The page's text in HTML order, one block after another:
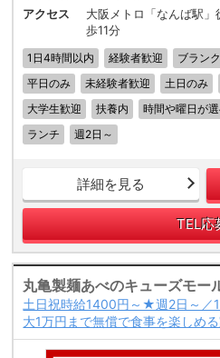
アクセス
大阪メトロ「なんば駅
歩11分
1日4時間以内 経験者歓迎 ブラン
平日のみ
未経験者歓迎 土日のみ
大学生歓迎
扶養内 時間や曜日が
ランチ
週2日～
詳細を見る
TEL応
丸亀製麺あべのキューズモー
土日祝時給1400円～★週2日～／
大1万円まで無償で食事を楽しめ